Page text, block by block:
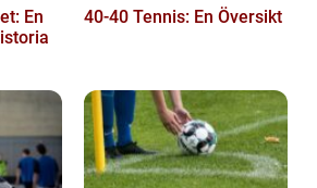
En
40-40 Tennis: En Översikt